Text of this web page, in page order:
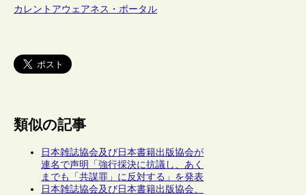
カレントアウェアネス・ポータル
類似の記事
日本雑誌協会及び日本書籍出版協会が
連名で声明「強行採決に抗議し、あく
までも「共謀罪」に反対する」を発表
日本雑誌協会及び日本書籍出版協会、